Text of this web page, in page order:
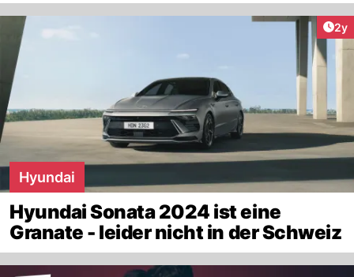
2y
Hyundai
Hyundai Sonata 2024 ist eine
Granate - leider nicht in der Schweiz